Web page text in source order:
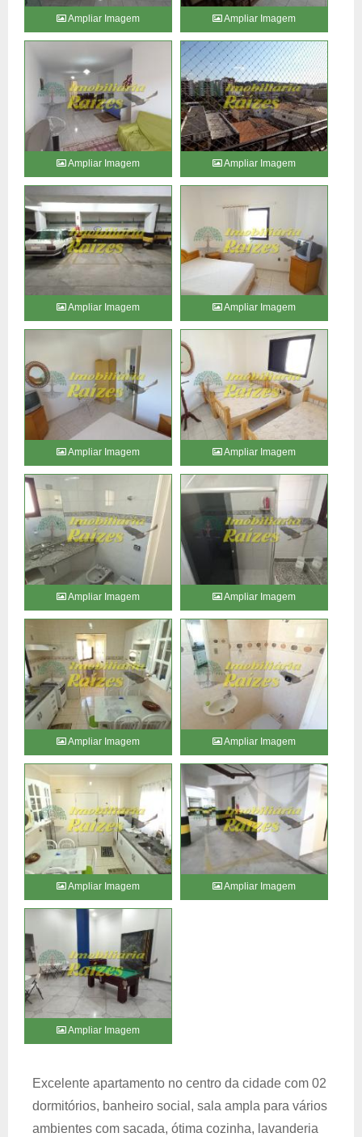
Ampliar Imagem Ampliar Imagem
Ampliar Imagem Ampliar Imagem
Ampliar Imagem Ampliar Imagem
Ampliar Imagem Ampliar Imagem
Ampliar Imagem Ampliar Imagem
Ampliar Imagem Ampliar Imagem
Ampliar Imagem Ampliar Imagem
Ampliar Imagem
Excelente apartamento no centro da cidade com 02
dormitórios, banheiro social, sala ampla para vários
ambientes com sacada, ótima cozinha, lavanderia